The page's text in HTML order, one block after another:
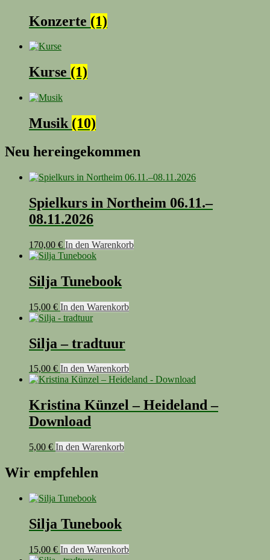
Konzerte (1)
Kurse (1)
Musik (10)
Neu hereingekommen
Spielkurs in Northeim 06.11.–
08.11.2026
170,00 € In den Warenkorb
Silja Tunebook
15,00 € In den Warenkorb
Silja – tradtuur
15,00 € In den Warenkorb
Kristina Künzel – Heideland –
Download
5,00 € In den Warenkorb
Wir empfehlen
Silja Tunebook
15,00 € In den Warenkorb